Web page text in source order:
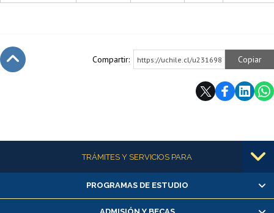
Compartir: https://uchile.cl/u231698 Copiar
Más informaciónTRÁMITES Y SERVICIOS PARA
Alumnas/os y exalumnas/os
Matrícula en línea
PROGRAMAS DE ESTUDIO